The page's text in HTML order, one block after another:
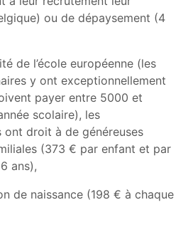
ou de dépaysement (4
de l’école européenne (les
y ont exceptionnellement
payer entre 5000 et
scolaire), les
ont droit à de généreuses
(373 € par enfant et par
ans),
de naissance (198 € à chaque